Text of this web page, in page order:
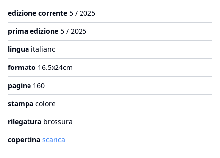
edizione corrente 5 / 2025
prima edizione 5 / 2025
lingua italiano
formato 16.5x24cm
pagine 160
stampa colore
rilegatura brossura
copertina scarica